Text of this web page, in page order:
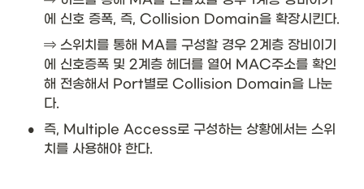
에 신호 증폭, 즉, Collision Domain을 확장시킨다.
⇒ 스위치를 통해 MA를 구성할 경우 2계층 장비이기
에 신호증폭 및 2계층 헤더를 열어 MAC주소를 확인
해 전송해서 Port별로 Collision Domain을 나눈
다.
•
즉, Multiple Access로 구성하는 상황에서는 스위
치를 사용해야 한다.